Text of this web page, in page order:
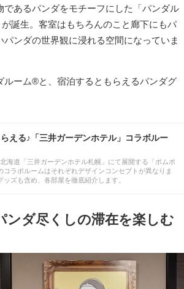
あるパンダをモチーフにした「パンダル
誕生。客室はもちろんのこと廊下にもパ
ンダの世界観に浸れる空間になっていま
ーム®と、宿泊するともらえるパンダグ
える♪「三井ガーデンホテル」コラボルー
海道「三井ガーデンホテル札幌」にて展開する「ポムポ
ラボルームはそれぞれデザインコンセプトが異なりま
ズも含め、各部屋を徹底紹介します。
ンダ尽くしの滞在を楽しむ